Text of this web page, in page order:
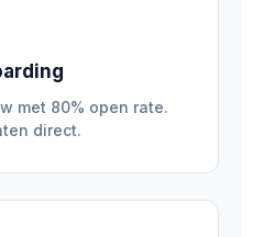
met 80% open rate.
direct.